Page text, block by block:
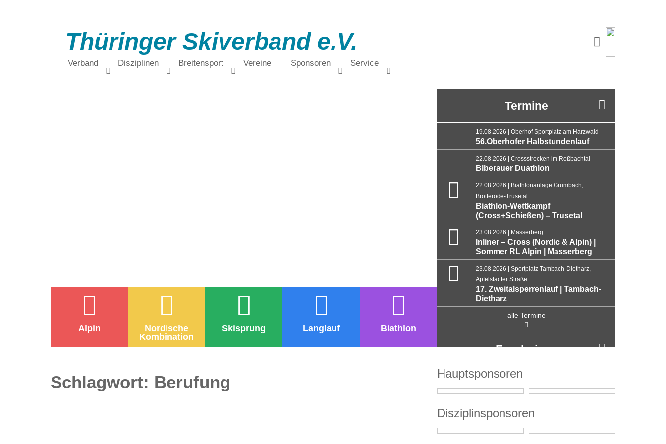
Thüringer Skiverband e.V.
Verband Disziplinen Breitensport Vereine Sponsoren Service
Alpin
Nordische
Kombination
Skisprung Langlauf Biathlon
Termine
19.08.2026 | Oberhof Sportplatz am Harzwald
56.Oberhofer Halbstundenlauf
22.08.2026 | Crossstrecken im Roßbachtal
Biberauer Duathlon
22.08.2026 | Biathlonanlage Grumbach,
Brotterode-Trusetal
Biathlon-Wettkampf
(Cross+Schießen) – Trusetal
23.08.2026 | Masserberg
Inliner – Cross (Nordic & Alpin) |
Sommer RL Alpin | Masserberg
23.08.2026 | Sportplatz Tambach-Dietharz,
Apfelstädter Straße
17. Zweitalsperrenlauf | Tambach-
Dietharz
alle Termine
Ergebnisse
Schlagwort: Berufung Hauptsponsoren
Disziplinsponsoren